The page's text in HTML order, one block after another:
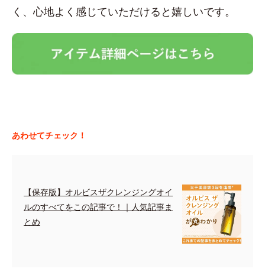
く、心地よく感じていただけると嬉しいです。
あわせてチェック！
【保存版】オルビスザクレンジングオイ
ルのすべてをこの記事で！｜人気記事ま
とめ